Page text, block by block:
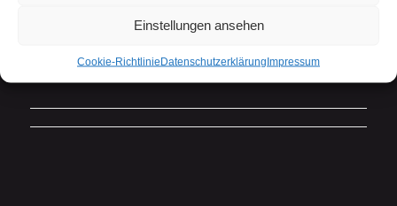
Einstellungen ansehen
Cookie-RichtlinieDatenschutzerklärungImpressum
Widerruf bestätigen